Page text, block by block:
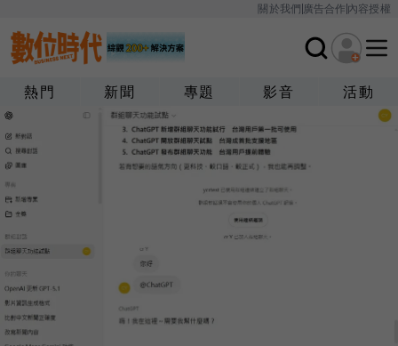
關於我們廣告合作內容授權
熱門 新聞 專題 影音 活動